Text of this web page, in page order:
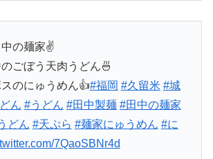
の麺家✌️
ごぼう天肉うどん🍜
のにゅうめん👍#福岡 #久留米 #城
ん #うどん #田中製麺 #田中の麺家
どん #天ぷら #麺家にゅうめん #に
7QaoSBNr4d